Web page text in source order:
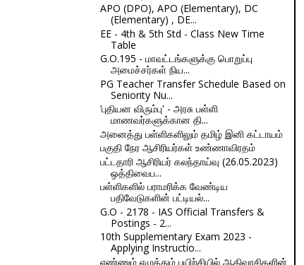
APO (DPO), APO (Elementary), DC
(Elementary) , DE...
EE - 4th & 5th Std - Class New Time
Table
G.O.195 - மாவட்டங்களுக்கு பொறுப்பு
அமைச்சர்கள் நிய...
PG Teacher Transfer Schedule Based on
Seniority Nu...
‘புதியன விரும்பு' - அரசு பள்ளி
மாணவர்களுக்கான தி...
அனைத்து பள்ளிகளிலும் தமிழ் இனி கட்டாயம்
பகுதி நேர ஆசிரியர்கள் உண்ணாவிரதம்
பட்டதாரி ஆசிரியர் கலந்தாய்வு (26.05.2023)
ஒத்திவைப...
பள்ளிகளில் பராமரிக்க வேண்டிய
பதிவேடுகளின் பட்டியல்...
G.O - 2178 - IAS Official Transfers &
Postings - 2...
10th Supplementary Exam 2023 -
Applying Instructio...
எண்ணும் எழுத்தும் பயிற்சியில் ஆதிவாசிகளின்